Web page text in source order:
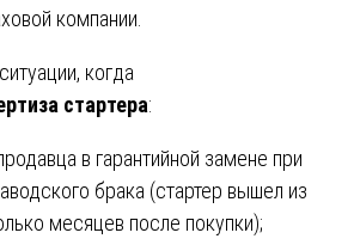
компании.
когда
стартера:
в гарантийной замене при
брака (стартер вышел из
месяцев после покупки);